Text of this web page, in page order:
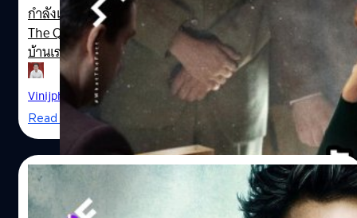
กำลังเป็นที่พูดถึงอยู่ในขณะนี้สำหรับซีรีส์ของ Netflix เรื่อง
The Queen’s Gambit ที่เกิดฮิตขึ้นมาเหนือความคาดหมายใน
บ้านเรา แม้ว่าหนังเกี่ยวกับการเล่นเกมกระดานหมากรุกจะดู
เป็นของแสลงและเข้าใจยากสำหรับคนทั่วไปที่ไม่ได้นิยมเล่น
กันทั่วไปมากนัก เชื่อว่าซีรีส์เรื่องนี้ชวนให้คอหนังและซีรีส์โดย
เฉพาะที่ชอบเนื้อหาเกี่ยวกับการเล่นหมากรุก หวนนึกถึงหนัง
เก่าในอดีตมีทั้งนานมากและไม่นานนี้ซึ่งเคยได้ดูกันไป ที่จะว่า
ไปแล้วหนังหมากรุกก็ไม่มีได้มากนัก ยิ่งถ้าเป็นหนังที่มีตัวละคร
เอกเป็นนักหมากรุกหรือเป็นเรื่องราวเกี่ยวกับหมากรุกด้วย
What the Fact ขอรวบรวมหนังประเภทที่ว่านั้นและหนังมีฉาก
หมากรุกในความทรงจำมาให้ได้นึกย้อนหรือกลับไปหยิบมาดู
Vinijphat Kanyapong | 2096 days ago
Read More
07/10/2020
รอดูกันเลย! รอเบิร์ต ดาวนีย์ จูเนียร์ อยาก